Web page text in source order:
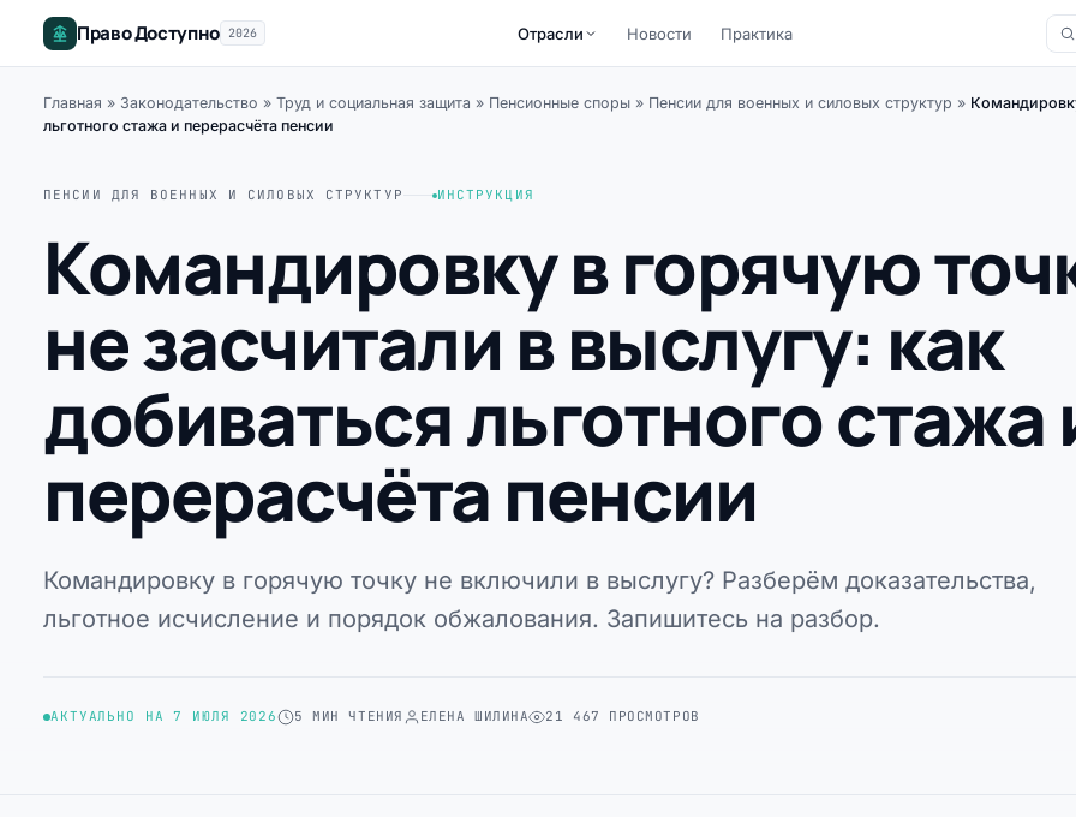
Право Доступно 2026 Отрасли Новости Практика
Главная » Законодательство » Труд и социальная защита » Пенсионные споры » Пенсии для военных и силовых структур »
льготного стажа и перерасчёта пенсии
ПЕНСИИ ДЛЯ ВОЕННЫХ И СИЛОВЫХ СТРУКТУР ИНСТРУКЦИЯ
Командировку в горячую
не засчитали в выслугу: как
добиваться льготного стажа
перерасчёта пенсии
Командировку в горячую точку не включили в выслугу? Разберём доказательства,
льготное исчисление и порядок обжалования. Запишитесь на разбор.
АКТУАЛЬНО НА 7 ИЮЛЯ 2026 5 МИН ЧТЕНИЯ ЕЛЕНА ШИЛИНА 21 467 ПРОСМОТРОВ